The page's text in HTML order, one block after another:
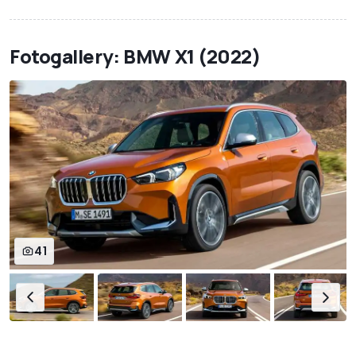
Fotogallery: BMW X1 (2022)
41